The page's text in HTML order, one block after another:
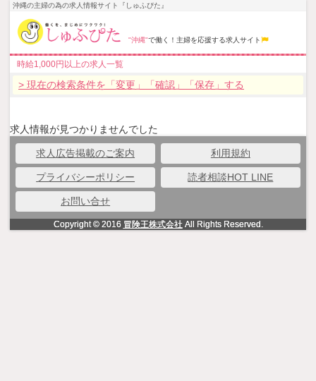
沖縄の主婦の為の求人情報サイト『しゅふぴた』
"沖縄"で働く！主婦を応援する求人サイト
時給1,000円以上の求人一覧
> 現在の検索条件を「変更」「確認」「保存」する
求人情報が見つかりませんでした
求人広告掲載のご案内 利用規約
プライバシーポリシー 読者相談HOT LINE
お問い合せ
Copyright © 2016 冒険王株式会社All Rights Reserved.